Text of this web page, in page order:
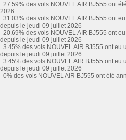
27.59% des vols NOUVEL AIR BJ555 ont
2026
31.03% des vols NOUVEL AIR BJ555 ont
depuis le jeudi 09 juillet 2026
20.69% des vols NOUVEL AIR BJ555 ont
depuis le jeudi 09 juillet 2026
3.45% des vols NOUVEL AIR BJ555 ont eu
depuis le jeudi 09 juillet 2026
3.45% des vols NOUVEL AIR BJ555 ont eu
depuis le jeudi 09 juillet 2026
0% des vols NOUVEL AIR BJ555 ont été